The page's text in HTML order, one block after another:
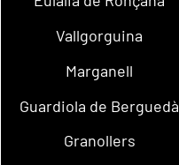
Vallgorguina
Marganell
Guardiola de Berguedà
Granollers